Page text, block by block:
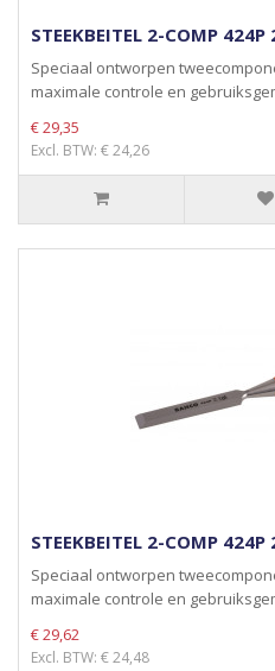
STEEKBEITEL 2-COMP 424P
Speciaal ontworpen
maximale controle en
€ 29,35
Excl. BTW: € 24,26
STEEKBEITEL 2-COMP 424P
Speciaal ontworpen
maximale controle en
€ 29,62
Excl. BTW: € 24,48